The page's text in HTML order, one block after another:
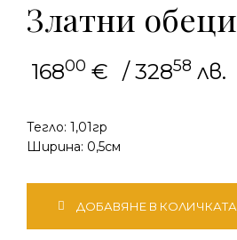
Златни обеци
16800 € / 32858 лв.
Тегло: 1,01гр
Ширина: 0,5см
Златни
ДОБАВЯНЕ В КОЛИЧКАТА